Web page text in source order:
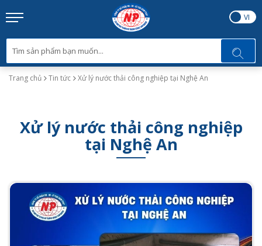
EN VI
Trang chủ Tin tức Xử lý nước thải công nghiệp tại Nghệ An
Xử lý nước thải công nghiệp
tại Nghệ An